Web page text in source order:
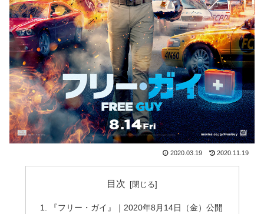
2020.03.19 2020.11.19
目次
『フリー・ガイ』｜2020年8月14日（金）公開